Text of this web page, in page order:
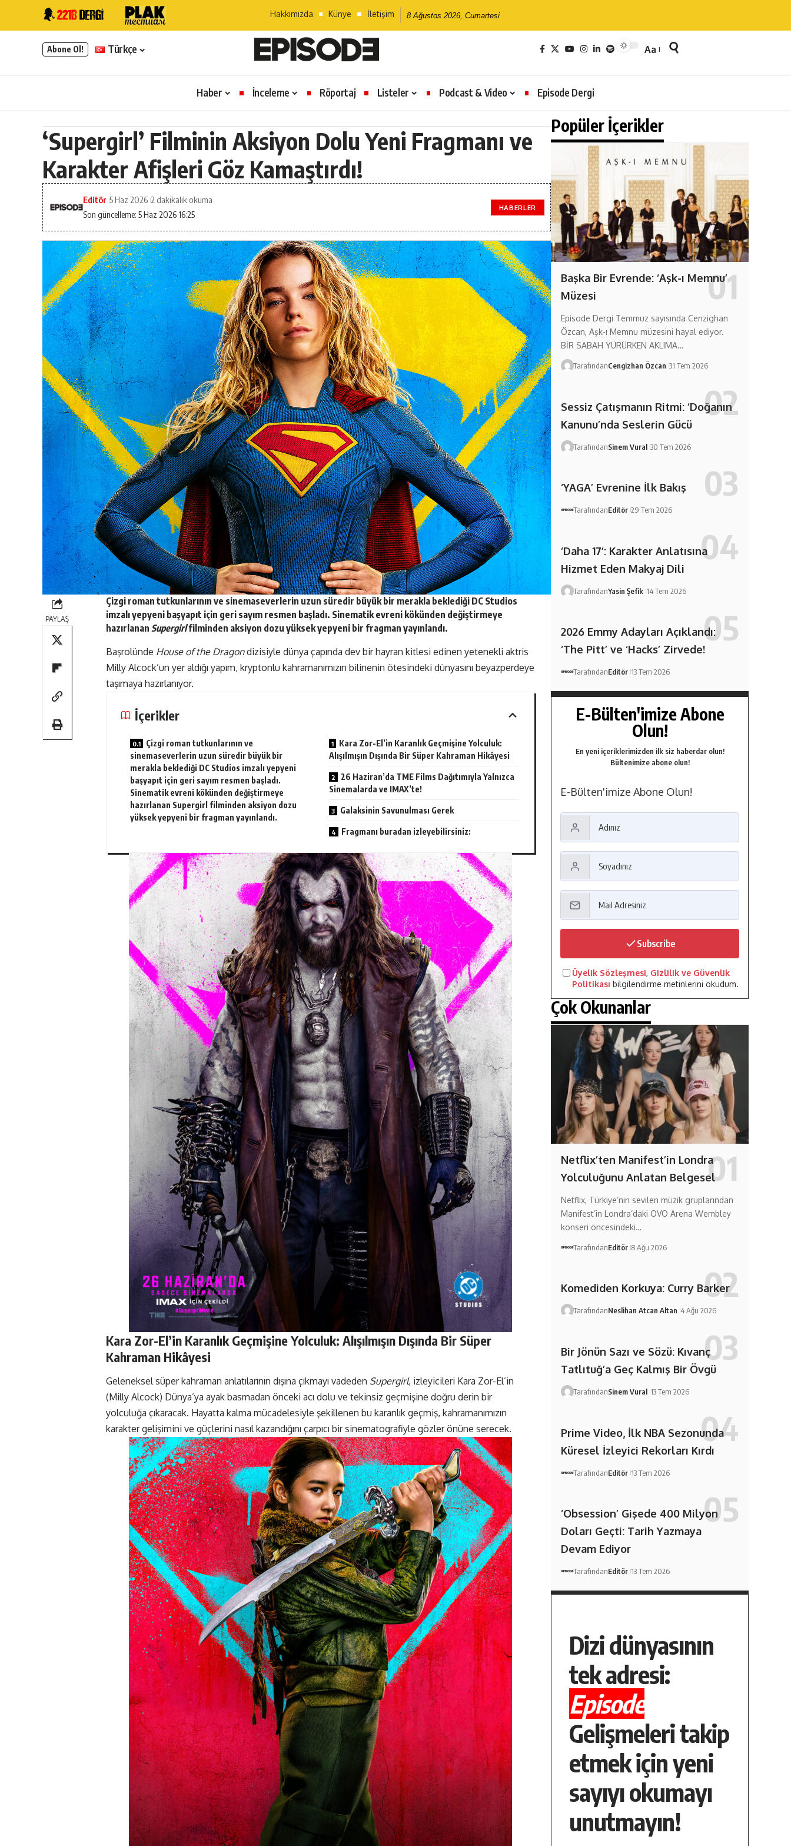
Hakkımızda Künye İletişim 8 Ağustos 2026, Cumartesi
Abone Ol! Türkçe Aa
Haber İnceleme Röportaj Listeler Podcast & Video Episode Dergi
‘Supergirl’ Filminin Aksiyon Dolu Yeni Fragmanı ve
Karakter Afişleri Göz Kamaştırdı!
Son güncelleme: 5 Haz 2026 16:25
Editör 5 Haz 2026 2 dakikalık okuma
HABERLER
PAYLAŞ
Çizgi roman tutkunlarının ve sinemaseverlerin uzun süredir büyük bir merakla beklediği DC Studios
imzalı yepyeni başyapıt için geri sayım resmen başladı. Sinematik evreni kökünden değiştirmeye
hazırlanan Supergirlfilminden aksiyon dozu yüksek yepyeni bir fragman yayınlandı.
Başrolünde House of the Dragondizisiyle dünya çapında dev bir hayran kitlesi edinen yetenekli aktris
Milly Alcock’un yer aldığı yapım, kryptonlu kahramanımızın bilinenin ötesindeki dünyasını beyazperdeye
taşımaya hazırlanıyor.
İçerikler
Çizgi roman tutkunlarının ve
sinemaseverlerin uzun süredir büyük bir
merakla beklediği DC Studios imzalı yepyeni
başyapıt için geri sayım resmen başladı.
Sinematik evreni kökünden değiştirmeye
hazırlanan Supergirl filminden aksiyon dozu
yüksek yepyeni bir fragman yayınlandı.
Kara Zor-El’in Karanlık Geçmişine Yolculuk:
Alışılmışın Dışında Bir Süper Kahraman Hikâyesi
26 Haziran’da TME Films Dağıtımıyla Yalnızca
Sinemalarda ve IMAX’te!
Galaksinin Savunulması Gerek
Fragmanı buradan izleyebilirsiniz:
Kara Zor-El’in Karanlık Geçmişine Yolculuk: Alışılmışın Dışında Bir Süper
Kahraman Hikâyesi
Geleneksel süper kahraman anlatılarının dışına çıkmayı vadeden Supergirl, izleyicileri Kara Zor-El’in
(Milly Alcock) Dünya’ya ayak basmadan önceki acı dolu ve tekinsiz geçmişine doğru derin bir
yolculuğa çıkaracak. Hayatta kalma mücadelesiyle şekillenen bu karanlık geçmiş, kahramanımızın
karakter gelişimini ve güçlerini nasıl kazandığını çarpıcı bir sinematografiyle gözler önüne serecek.
Popüler İçerikler
Başka Bir Evrende: ‘Aşk-ı Memnu’
Müzesi
Episode Dergi Temmuz sayısında Cenzighan
Özcan, Aşk-ı Memnu müzesini hayal ediyor.
BİR SABAH YÜRÜRKEN AKLIMA…
TarafındanCengizhan Özcan 31 Tem 2026
Sessiz Çatışmanın Ritmi: ‘Doğanın
Kanunu’nda Seslerin Gücü
TarafındanSinem Vural 30 Tem 2026
‘YAGA’ Evrenine İlk Bakış
TarafındanEditör 29 Tem 2026
‘Daha 17’: Karakter Anlatısına
Hizmet Eden Makyaj Dili
TarafındanYasin Şefik 14 Tem 2026
2026 Emmy Adayları Açıklandı:
‘The Pitt’ ve ‘Hacks’ Zirvede!
TarafındanEditör 13 Tem 2026
E-Bülten'imize Abone
Olun!
En yeni içeriklerimizden ilk siz haberdar olun!
Bültenimize abone olun!
E-Bülten'imize Abone Olun!
Subscribe
Üyelik Sözleşmesi, Gizlilik ve Güvenlik
Politikası bilgilendirme metinlerini okudum.
Çok Okunanlar
Netflix’ten Manifest’in Londra
Yolculuğunu Anlatan Belgesel
Netflix, Türkiye’nin sevilen müzik gruplarından
Manifest’in Londra’daki OVO Arena Wembley
konseri öncesindeki…
TarafındanEditör 8 Ağu 2026
Komediden Korkuya: Curry Barker
TarafındanNeslihan Atcan Altan 4 Ağu 2026
Bir Jönün Sazı ve Sözü: Kıvanç
Tatlıtuğ’a Geç Kalmış Bir Övgü
TarafındanSinem Vural 13 Tem 2026
Prime Video, İlk NBA Sezonunda
Küresel İzleyici Rekorları Kırdı
TarafındanEditör 13 Tem 2026
‘Obsession’ Gişede 400 Milyon
Doları Geçti: Tarih Yazmaya
Devam Ediyor
TarafındanEditör 13 Tem 2026
Dizi dünyasının
tek adresi:
Episode
Gelişmeleri takip
etmek için yeni
sayıyı okumayı
unutmayın!